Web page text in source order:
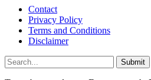
Contact
Privacy Policy
Terms and Conditions
Disclaimer
Submit